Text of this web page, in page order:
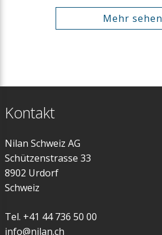
Mehr sehen
Kontakt
Nilan Schweiz AG
Schützenstrasse 33
8902 Urdorf
Schweiz
Tel. +41 44 736 50 00
info@nilan.ch